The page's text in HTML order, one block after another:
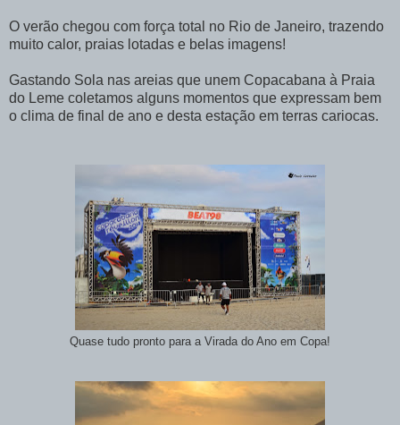
O verão chegou com força total no Rio de Janeiro, trazendo
muito calor, praias lotadas e belas imagens!
Gastando Sola nas areias que unem Copacabana à Praia
do Leme coletamos alguns momentos que expressam bem
o clima de final de ano e desta estação em terras cariocas.
Quase tudo pronto para a Virada do Ano em Copa!